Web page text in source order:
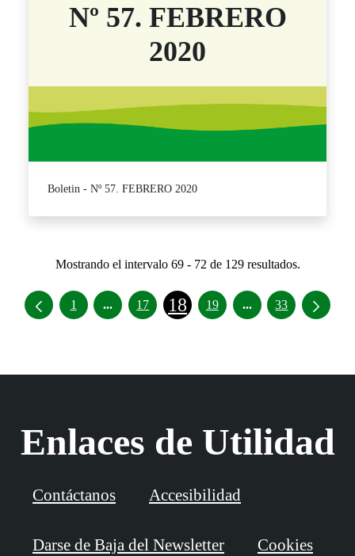
Nº 57. FEBRERO
2020
Boletin - Nº 57. FEBRERO 2020
Mostrando el intervalo 69 - 72 de 129 resultados.
1 ... Páginas intermedias Use TAB para
17 18 19 ...Páginas
33
Enlaces de Utilidad
Contáctanos Accesibilidad
Darse de Baja del Newsletter Cookies